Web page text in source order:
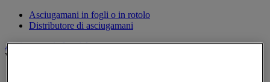
Asciugamani in fogli o in rotolo
Distributore di asciugamani
Asciugatura industriale
Vedi tutte le categorie